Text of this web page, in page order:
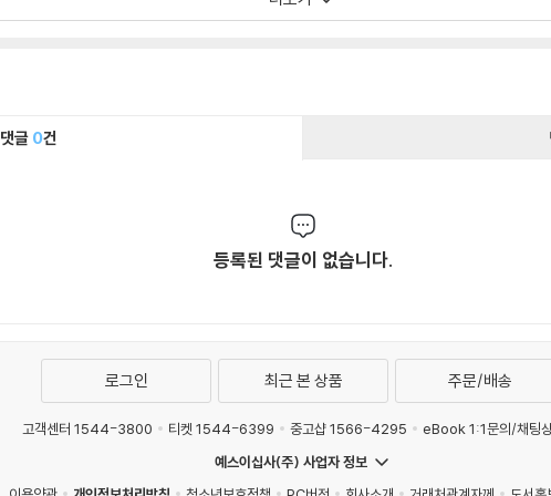
댓글 0건
등록된 댓글이 없습니다.
로그인 최근 본 상품 주문/배송
고객센터 1544-3800 티켓 1544-6399 중고샵 1566-4295
eBook 1:1문의/채팅
예스이십사(주) 사업자 정보